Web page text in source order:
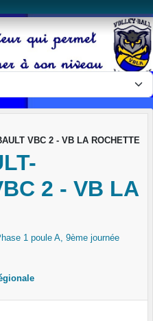
VBC 2 - VB LA ROCHETTE
2 - VB LA
1 poule A, 9ème journée